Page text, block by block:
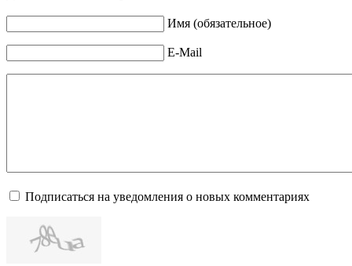
Имя (обязательное)
E-Mail
Подписаться на уведомления о новых комментариях